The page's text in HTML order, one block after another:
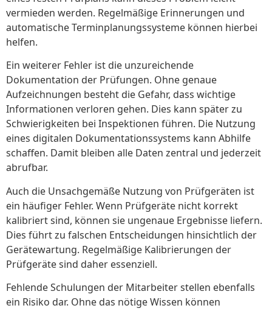
vermieden werden. Regelmäßige Erinnerungen und
automatische Terminplanungssysteme können hierbei
helfen.
Ein weiterer Fehler ist die unzureichende
Dokumentation der Prüfungen. Ohne genaue
Aufzeichnungen besteht die Gefahr, dass wichtige
Informationen verloren gehen. Dies kann später zu
Schwierigkeiten bei Inspektionen führen. Die Nutzung
eines digitalen Dokumentationssystems kann Abhilfe
schaffen. Damit bleiben alle Daten zentral und jederzeit
abrufbar.
Auch die Unsachgemäße Nutzung von Prüfgeräten ist
ein häufiger Fehler. Wenn Prüfgeräte nicht korrekt
kalibriert sind, können sie ungenaue Ergebnisse liefern.
Dies führt zu falschen Entscheidungen hinsichtlich der
Gerätewartung. Regelmäßige Kalibrierungen der
Prüfgeräte sind daher essenziell.
Fehlende Schulungen der Mitarbeiter stellen ebenfalls
ein Risiko dar. Ohne das nötige Wissen können